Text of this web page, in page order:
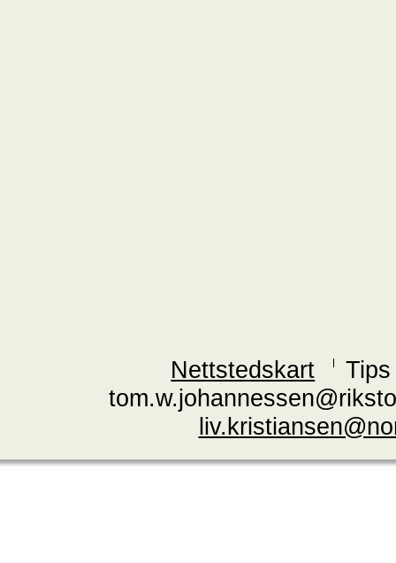
Nettstedskart